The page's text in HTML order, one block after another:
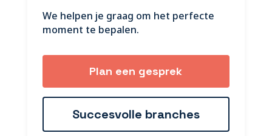
We helpen je graag om het perfecte
moment te bepalen.
Plan een gesprek
Succesvolle branches